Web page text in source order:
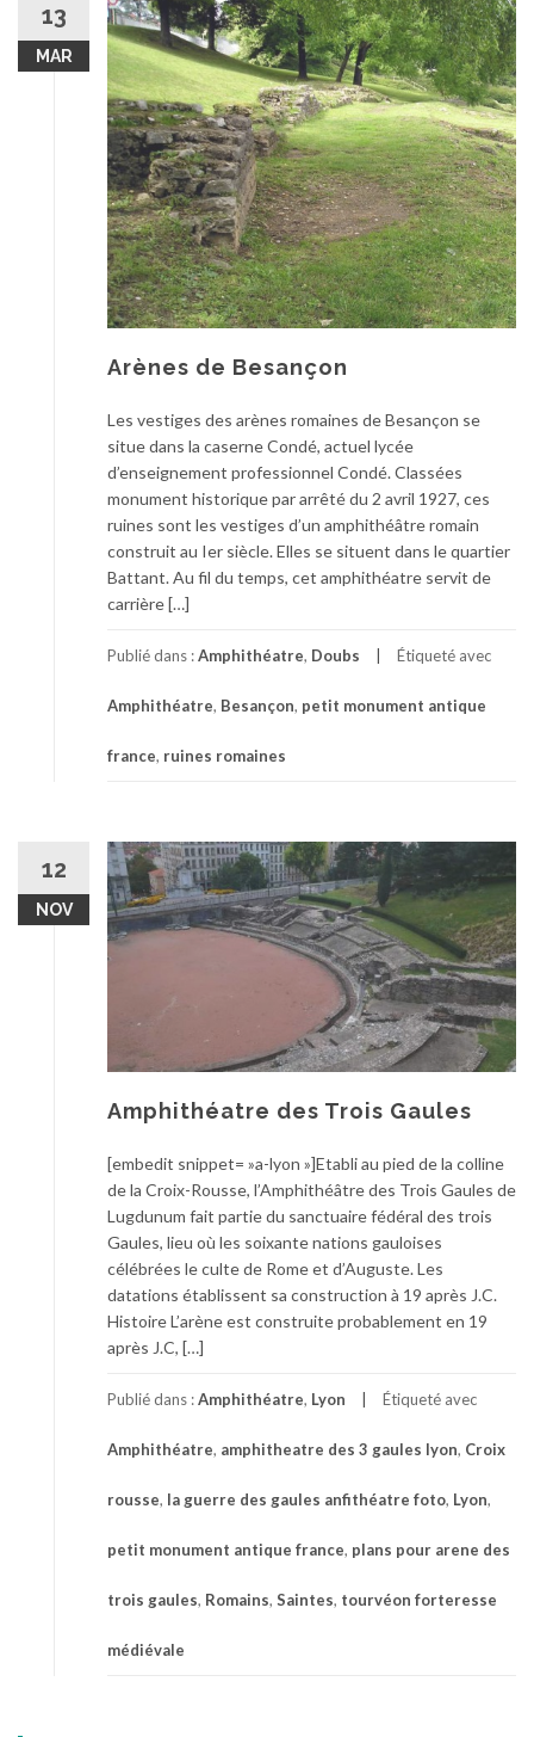
13
MAR
Arènes de Besançon
Les vestiges des arènes romaines de Besançon se
situe dans la caserne Condé, actuel lycée
d’enseignement professionnel Condé. Classées
monument historique par arrêté du 2 avril 1927, ces
ruines sont les vestiges d’un amphithéâtre romain
construit au Ier siècle. Elles se situent dans le quartier
Battant. Au fil du temps, cet amphithéatre servit de
carrière […]
Publié dans :Amphithéatre, Doubs Étiqueté avec
Amphithéatre, Besançon, petit monument antique
france, ruines romaines
12
NOV
Amphithéatre des Trois Gaules
[embedit snippet= »a-lyon »]Etabli au pied de la colline
de la Croix-Rousse, l’Amphithéâtre des Trois Gaules de
Lugdunum fait partie du sanctuaire fédéral des trois
Gaules, lieu où les soixante nations gauloises
célébrées le culte de Rome et d’Auguste. Les
datations établissent sa construction à 19 après J.C.
Histoire L’arène est construite probablement en 19
après J.C, […]
Publié dans :Amphithéatre, Lyon Étiqueté avec
Amphithéatre, amphitheatre des 3 gaules lyon, Croix
rousse, la guerre des gaules anfithéatre foto, Lyon,
petit monument antique france, plans pour arene des
trois gaules, Romains, Saintes, tourvéon forteresse
médiévale